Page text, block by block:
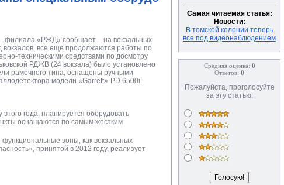
филиала «РЖД» сообщает – на вокзальных
вокзалов, все еще продолжаются работы по
техническими средствами по досмотру
РДЖВ (24 вокзала) было установлено
рамочного типа, оснащены ручными
модели «Garrett»-PD 6500i.
года, планируется оборудовать
оснащаются по самым жестким
зоны, как вокзальных
принятой в 2012 году, реализует
Самая читаемая статья:
Новости:
В томской колонии теперь
все под видеонаблюдением
Средняя оценка: 0
Ответов: 0
Пожалуйста, проголосуйте
за эту статью: